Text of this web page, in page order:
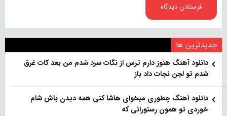
جدیدترین ها
دانلود آهنگ هنو‌ز دارم ترس از نگات سرد شدم من بعد کات غرق
شدم تو لجن نجات داد باز
دانلود آهنگ چطوری میخوای هاشا کنی همه دیدن باش شام
خوردی تو همون رستورانی که